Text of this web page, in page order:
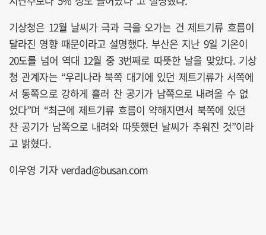
기상청은 12월 날씨가 극과 극을 오가는 건 제트기류 흐름이
달라진 영향 때문이라고 설명했다. 부산은 지난 9일 기온이
20도를 넘어 역대 12월 중 3번째로 따뜻한 날을 맞았다. 기상
청 관계자는 “우리나라 북쪽 대기에 있던 제트기류가 서쪽에
서 동쪽으로 강하게 흘러 찬 공기가 남쪽으로 내려올 수 없
었다”며 “최근에 제트기류 흐름이 약해지면서 북쪽에 있던
찬 공기가 남쪽으로 내려와 따뜻했던 날씨가 추워진 것”이라
고 밝혔다.
이우영 기자 verdad@busan.com